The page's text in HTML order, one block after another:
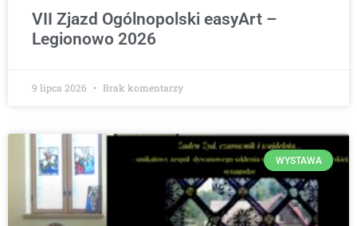
VII Zjazd Ogólnopolski easyArt –
Legionowo 2026
9 lipca 2026 Brak komentarzy
WYSTAWA